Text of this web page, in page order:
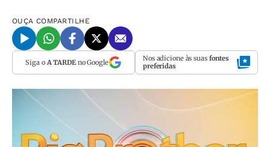
OUÇA COMPARTILHE
Siga o A TARDEno Google Nos adicione às suas fontes
preferidas